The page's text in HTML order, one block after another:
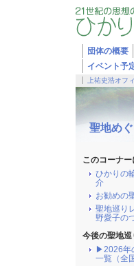
団体の概要
イベント予
上祐史浩オフ
聖地めぐ
このコーナー
ひかりの
介
お勧めの
聖地巡り
野愛子の
今後の聖地
▶2026年
一覧（全